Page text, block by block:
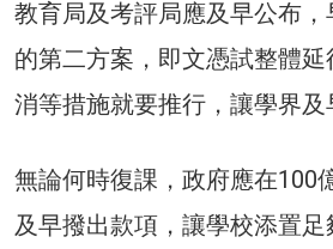
教育局及考評局應及早公布
的第二方案，即文憑試整體
消等措施就要推行，讓學界及
無論何時復課，政府應在100
及早撥出款項，讓學校添置